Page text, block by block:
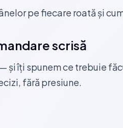
pe fiecare roată și
scrisă
și îți spunem ce trebuie
fără presiune.